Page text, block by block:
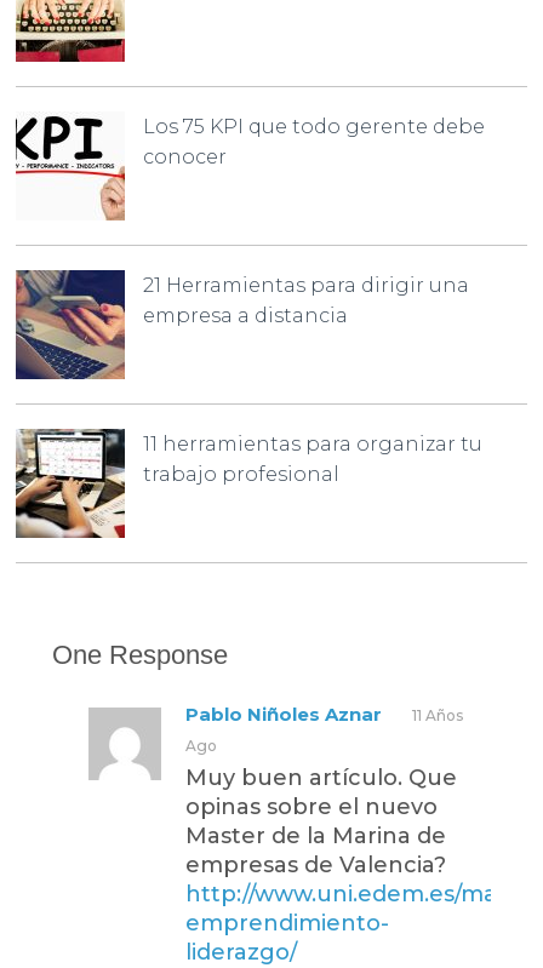
Los 75 KPI que todo gerente debe
conocer
21 Herramientas para dirigir una
empresa a distancia
11 herramientas para organizar tu
trabajo profesional
One Response
Pablo Niñoles Aznar
11 Años
Ago
Muy buen artículo. Que
opinas sobre el nuevo
Master de la Marina de
empresas de Valencia?
http://www.uni.edem.es/
emprendimiento-
liderazgo/